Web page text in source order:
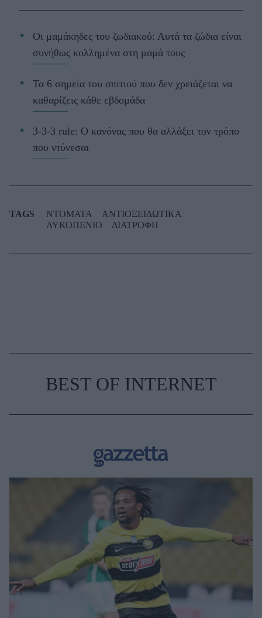
Οι μαμάκηδες του ζωδιακού: Αυτά τα ζώδια είναι
συνήθως κολλημένα στη μαμά τους
Τα 6 σημεία του σπιτιού που δεν χρειάζεται να
καθαρίζεις κάθε εβδομάδα
3-3-3 rule: Ο κανόνας που θα αλλάξει τον τρόπο
που ντύνεσαι
TAGS ΝΤΟΜΑΤΑ
ΑΝΤΙΟΞΕΙΔΩΤΙΚΑ
ΛΥΚΟΠΕΝΙΟ
ΔΙΑΤΡΟΦΗ
BEST OF INTERNET